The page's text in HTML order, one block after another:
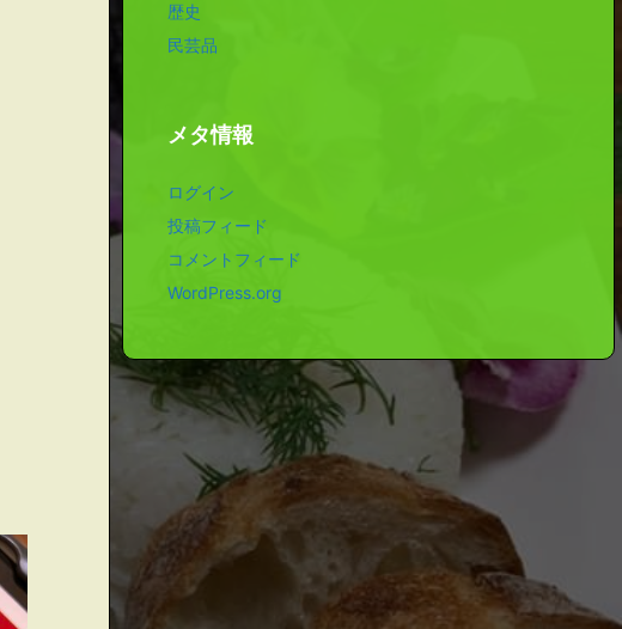
歴史
民芸品
メタ情報
ログイン
投稿フィード
コメントフィード
WordPress.org